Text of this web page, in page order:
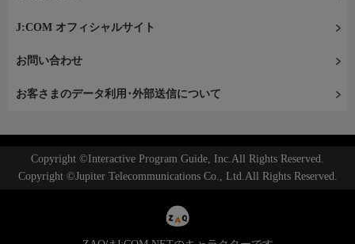
J:COM オフィシャルサイト
お問い合わせ
お客さまのデータ利用･外部送信について
Copyright ©Interactive Program Guide, Inc.All Rights Reserved.
Copyright ©Jupiter Telecommunications Co., Ltd.All Rights Reserved.